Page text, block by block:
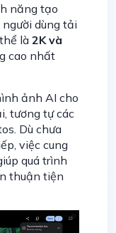
năng tạo
dùng tải
là 2K và
cao nhất
ảnh AI cho
tương tự các
Dù chưa
việc cung
quá trình
thuận tiện